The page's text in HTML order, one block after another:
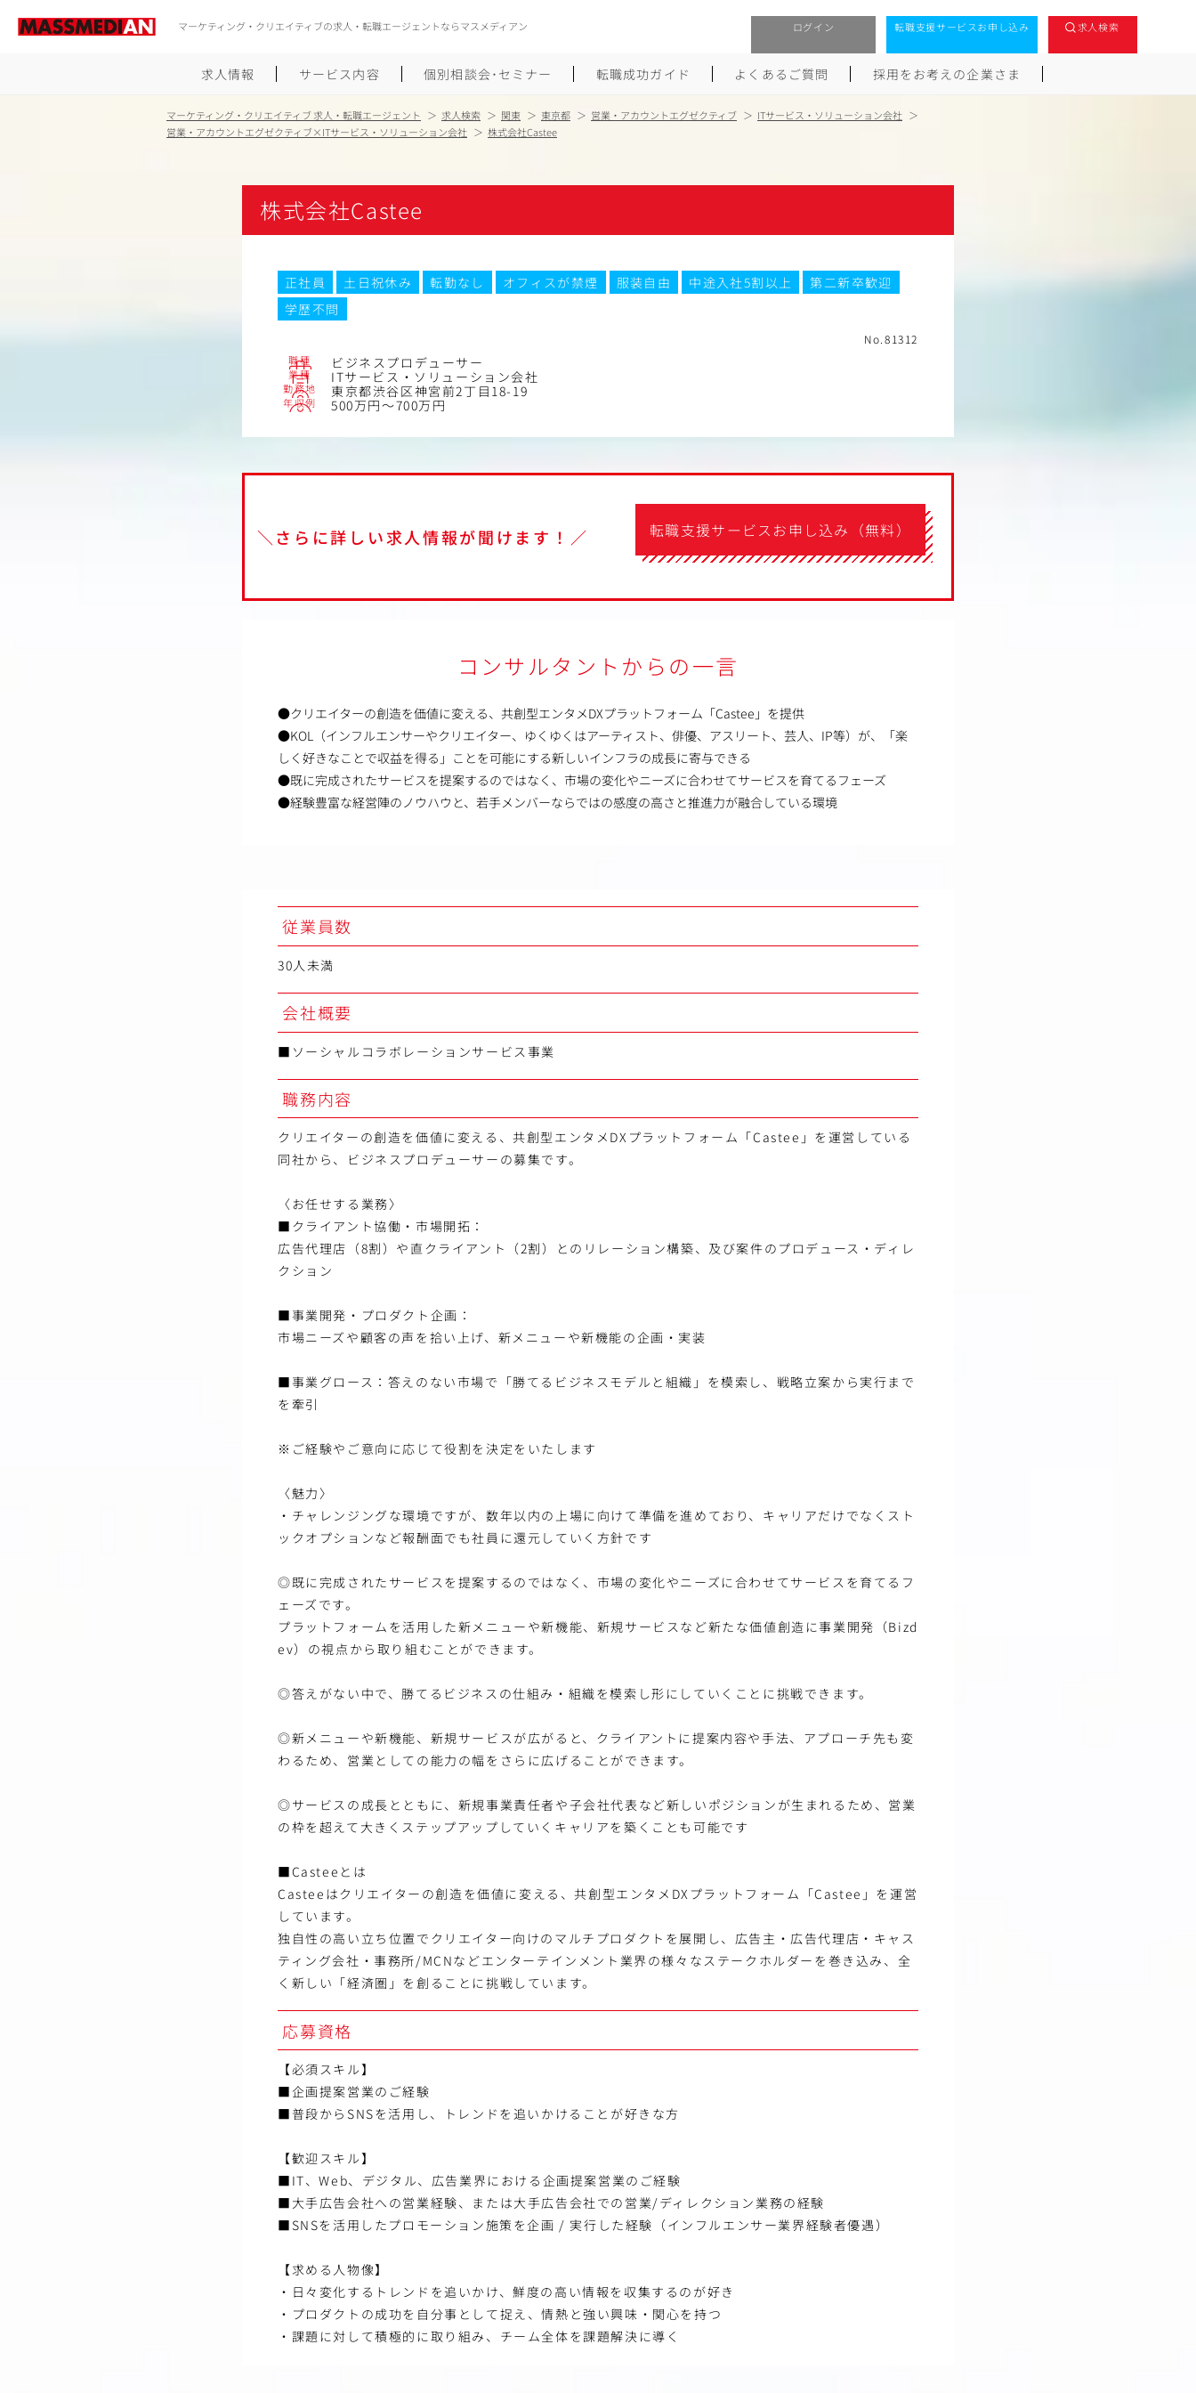
マーケティング・クリエイティブの求人・転職エージェントならマスメディアン ログイン 転職支援サービスお申し込み 求人検索
求人情報 サービス内容 個別相談会･セミナー 転職成功ガイド
職務経歴書のつくり方
ポートフォリオのつくり方
エグゼクティブ転職
しゅふクリ･ママクリ転職
よくあるご質問 採用をお考えの企業さま
マーケティング・クリエイティブ 求人・転職エージェント 求人検索 関東 東京都 営業・アカウントエグゼクティブ
ITサービス・ソリューション会社
営業・アカウントエグゼクティブ×ITサービス・ソリューション会社
株式会社Castee
株式会社Castee
正社員 土日祝休み 転勤なし オフィスが禁煙 服装自由 中途入社5割以上
第二新卒歓迎
学歴不問
No.81312
職種 ビジネスプロデューサー
業種 ITサービス・ソリューション会社
勤務地 東京都渋谷区神宮前2丁目18-19
年収例 500万円～700万円
＼さらに詳しい求人情報が聞けます！／ 転職支援サービスお申し込み（無料）
コンサルタントからの一言
●クリエイターの創造を価値に変える、共創型エンタメDXプラットフォーム「Castee」を提供
●KOL（インフルエンサーやクリエイター、ゆくゆくはアーティスト、俳優、アスリート、芸人、IP等）が、「楽
しく好きなことで収益を得る」ことを可能にする新しいインフラの成長に寄与できる
●既に完成されたサービスを提案するのではなく、市場の変化やニーズに合わせてサービスを育てるフェーズ
●経験豊富な経営陣のノウハウと、若手メンバーならではの感度の高さと推進力が融合している環境
従業員数
30人未満
会社概要
■ソーシャルコラボレーションサービス事業
職務内容
クリエイターの創造を価値に変える、共創型エンタメDXプラットフォーム「Castee」を運営している
同社から、ビジネスプロデューサーの募集です。
〈お任せする業務〉
■クライアント協働・市場開拓：
広告代理店（8割）や直クライアント（2割）とのリレーション構築、及び案件のプロデュース・ディレ
クション
■事業開発・プロダクト企画：
市場ニーズや顧客の声を拾い上げ、新メニューや新機能の企画・実装
■事業グロース：答えのない市場で「勝てるビジネスモデルと組織」を模索し、戦略立案から実行まで
を牽引
※ご経験やご意向に応じて役割を決定をいたします
〈魅力〉
・チャレンジングな環境ですが、数年以内の上場に向けて準備を進めており、キャリアだけでなくスト
ックオプションなど報酬面でも社員に還元していく方針です
◎既に完成されたサービスを提案するのではなく、市場の変化やニーズに合わせてサービスを育てるフ
ェーズです。
プラットフォームを活用した新メニューや新機能、新規サービスなど新たな価値創造に事業開発（Bizd
ev）の視点から取り組むことができます。
◎答えがない中で、勝てるビジネスの仕組み・組織を模索し形にしていくことに挑戦できます。
◎新メニューや新機能、新規サービスが広がると、クライアントに提案内容や手法、アプローチ先も変
わるため、営業としての能力の幅をさらに広げることができます。
◎サービスの成長とともに、新規事業責任者や子会社代表など新しいポジションが生まれるため、営業
の枠を超えて大きくステップアップしていくキャリアを築くことも可能です
■Casteeとは
Casteeはクリエイターの創造を価値に変える、共創型エンタメDXプラットフォーム「Castee」を運営
しています。
独自性の高い立ち位置でクリエイター向けのマルチプロダクトを展開し、広告主・広告代理店・キャス
ティング会社・事務所/MCNなどエンターテインメント業界の様々なステークホルダーを巻き込み、全
く新しい「経済圏」を創ることに挑戦しています。
応募資格
【必須スキル】
■企画提案営業のご経験
■普段からSNSを活用し、トレンドを追いかけることが好きな方
【歓迎スキル】
■IT、Web、デジタル、広告業界における企画提案営業のご経験
■大手広告会社への営業経験、または大手広告会社での営業/ディレクション業務の経験
■SNSを活用したプロモーション施策を企画 / 実行した経験（インフルエンサー業界経験者優遇）
【求める人物像】
・日々変化するトレンドを追いかけ、鮮度の高い情報を収集するのが好き
・プロダクトの成功を自分事として捉え、情熱と強い興味・関心を持つ
・課題に対して積極的に取り組み、チーム全体を課題解決に導く